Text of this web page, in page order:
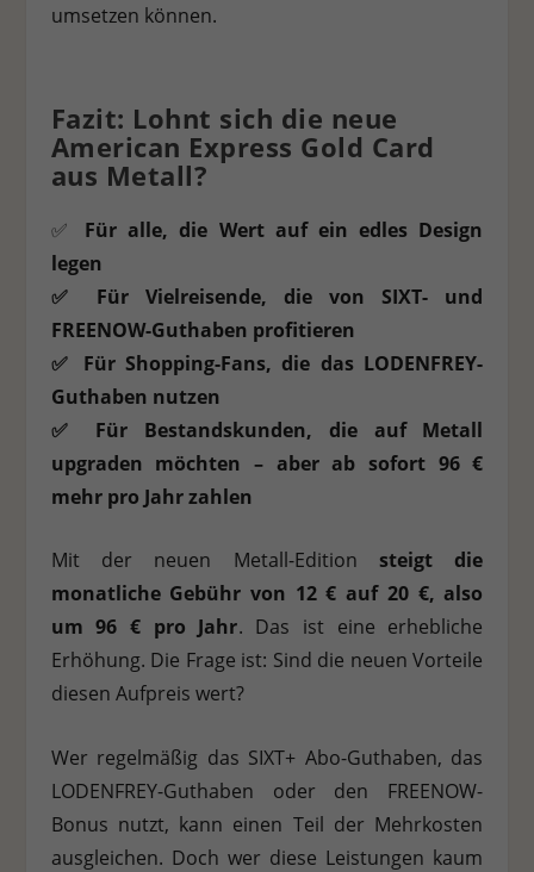
umsetzen können.
Fazit: Lohnt sich die neue
American Express Gold Card
aus Metall?
✅
Für alle, die Wert auf ein edles Design
legen
✅ Für Vielreisende, die von SIXT- und
FREENOW-Guthaben profitieren
✅ Für Shopping-Fans, die das LODENFREY-
Guthaben nutzen
✅ Für Bestandskunden, die auf Metall
upgraden möchten – aber ab sofort 96 €
mehr pro Jahrzahlen
Mit der neuen Metall-Editionsteigt die
monatliche Gebühr von 12 € auf 20 €, also
um96 € pro Jahr. Das ist eine erhebliche
Erhöhung. Die Frage ist: Sind die neuen Vorteile
diesen Aufpreis wert?
Wer regelmäßig das SIXT+ Abo-Guthaben, das
LODENFREY-Guthaben oder den FREENOW-
Bonus nutzt, kann einen Teil der Mehrkosten
ausgleichen. Doch wer diese Leistungen kaum